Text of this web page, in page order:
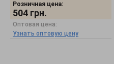
Розничная цена:
504 грн.
Оптовая цена:
Узнать оптовую цену